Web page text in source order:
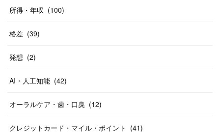
所得・年収 (100)
格差 (39)
発想 (2)
AI・人工知能 (42)
オーラルケア・歯・口臭 (12)
クレジットカード・マイル・ポイント (41)